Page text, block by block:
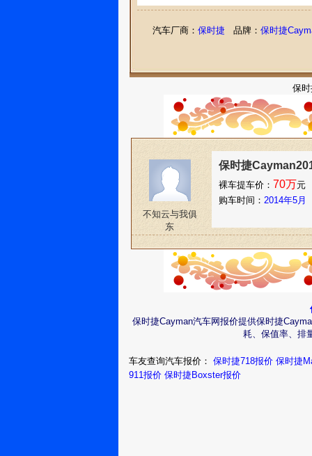
汽车厂商： 保时捷品牌： 保时捷
保
不知云与我俱
东
保时捷
裸车提车价： 70万元
购车时间： 2014年5月
保时捷Cayman汽车网报价提供保时捷
耗、保值率、排
车友查询汽车报价： 保时捷718报价 保时捷
911报价 保时捷Boxster报价